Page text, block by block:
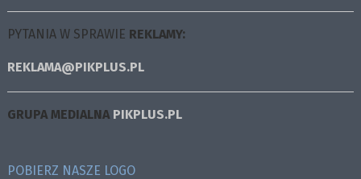
PYTANIA W SPRAWIE REKLAMY:
REKLAMA@PIKPLUS.PL
GRUPA MEDIALNA PIKPLUS.PL
POBIERZ NASZE LOGO